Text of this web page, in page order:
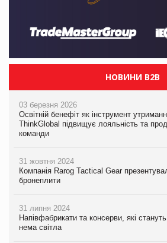
НОВИНИ B2B
03 березня 2026
Освітній бенефіт як інструмент
ThinkGlobal підвищує лояльність та
команди
31 жовтня 2024
Компанія Rarog Tactical Gear
бронеплити
31 липня 2024
Напівфабрикати та консерви, які
нема світла